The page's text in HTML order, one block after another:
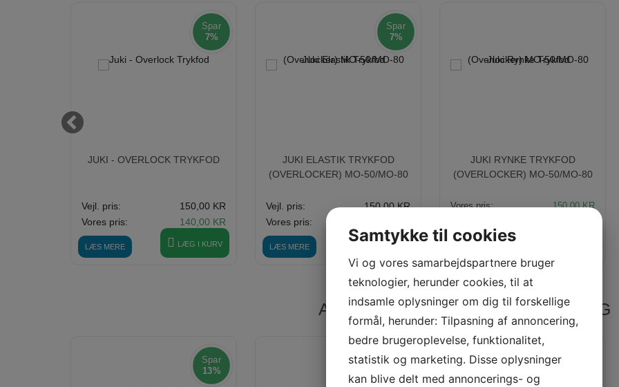
Spar
7%
JUKI - OVERLOCK TRYKFOD
LÆS MERE
Vejl. pris:
150,00 KR
Vores pris:
140,00 KR
LÆG I KURV
Spar
7%
JUKI ELASTIK TRYKFOD
(OVERLOCKER) MO-50/MO-80
LÆS MERE
Vejl. pris:
150,00 KR
Vores pris:
LÆG I KURV
JUKI RYNKE TRYKFOD
(OVERLOCKER) MO-50/MO-80
Vores pris: 150,00KR
ANBEFALEDE PRODUKTER TIL DIG
Spar
13%
Spar
Samtykke til cookies
Vi og vores samarbejdspartnere bruger
teknologier, herunder cookies, til at
indsamle oplysninger om dig til forskellige
formål, herunder: Tilpasning af annoncering,
bedre brugeroplevelse, funktionalitet,
statistik og marketing. Disse oplysninger
kan blive delt med annoncerings- og